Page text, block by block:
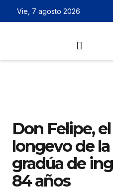
Vie, 7 agosto 2026
Don Felipe,
longevo de la
gradúa de
84 años